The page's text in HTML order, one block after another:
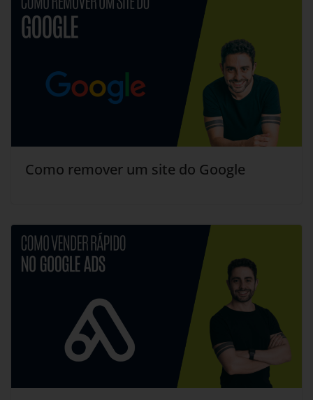
Como remover um site do Google